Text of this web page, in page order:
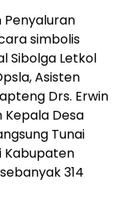
Penyaluran
simbolis
Sibolga Letkol
Asisten
Drs. Erwin
Desa
Tunai
Kabupaten
314